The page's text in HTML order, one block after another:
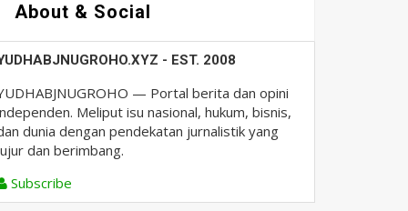
About & Social
- EST. 2008
— Portal berita dan opini
Meliput isu nasional, hukum, bisnis,
dunia dengan pendekatan jurnalistik yang
dan berimbang.
Subscribe